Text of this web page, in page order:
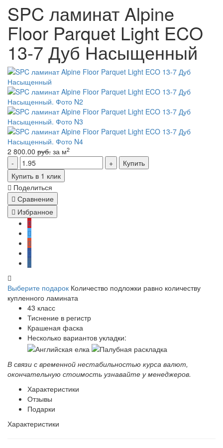
SPC ламинат Alpine
Floor Parquet Light ECO
13-7 Дуб Насыщенный
2 800.00 руб. за м2
Купить
Купить в 1 клик
Поделиться
Сравнение
Избранное
Выберите подарок Количество подложки равно количеству
купленного ламината
43 класс
Тиснение в регистр
Крашеная фаска
Несколько вариантов укладки:
В связи с временной нестабильностью курса валют,
окончательную стоимость узнавайте у менеджеров.
Характеристики
Отзывы
Подарки
Характеристики